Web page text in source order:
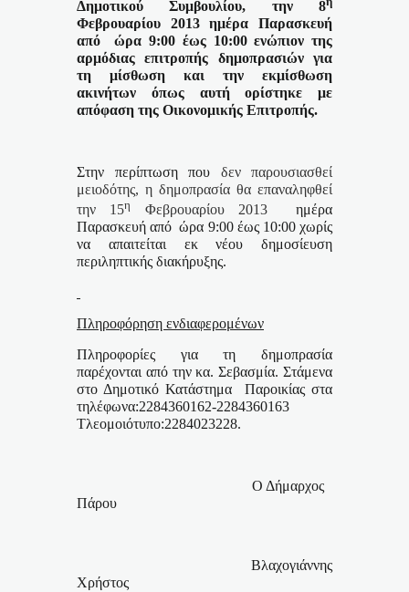
Δημοτικού Συμβουλίου, την 8
Φεβρουαρίου 2013 ημέρα Παρασκευή
από
ώρα 9:00 έως 10:00 ενώπιον της
αρμόδιας επιτροπής
δημοπρασιών για
τη μίσθωση και την εκμίσθωση
ακινήτων όπως αυτή ορίστηκε με
απόφαση της Οικονομικής Επιτροπής.
Στην περίπτωση που δεν παρουσιασθεί
μειοδότης, η δημοπρασία θα επαναληφθεί
την 15η Φεβρουαρίου 2013
ημέρα
Παρασκευή από ώρα 9:00 έως 10:00 χωρίς
να απαιτείται εκ νέου δημοσίευση
περιληπτικής διακήρυξης.
Πληροφόρηση ενδιαφερομένων
Πληροφορίες για τη δημοπρασία
παρέχονται από την κα. Σεβασμία. Στάμενα
στο Δημοτικό Κατάστημα
Παροικίας στα
τηλέφωνα:2284360162-2284360163
Τλεομοιότυπο:2284023228.
Ο Δήμαρχος
Πάρου
Βλαχογιάννης
Χρήστος